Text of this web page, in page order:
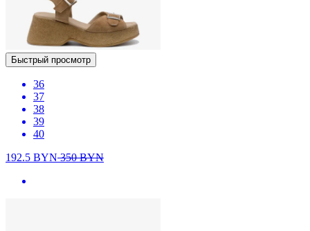
Быстрый просмотр
36
37
38
39
40
192.5 BYN350BYN